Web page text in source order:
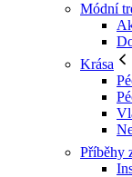
Módní
Krása
Příběhy